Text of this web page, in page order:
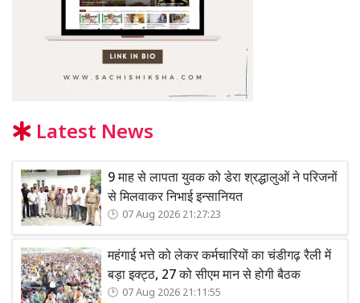
Latest News
9 माह से लापता युवक को डेरा श्रद्धालुओं ने परिजनों
से मिलवाकर निभाई इन्सानियत
07 Aug 2026 21:27:23
महंगाई भत्ते को लेकर कर्मचारियों का चंडीगढ़ रैली में
बड़ा इक्ट्ठ, 27 को सीएम मान से होगी बैठक
07 Aug 2026 21:11:55